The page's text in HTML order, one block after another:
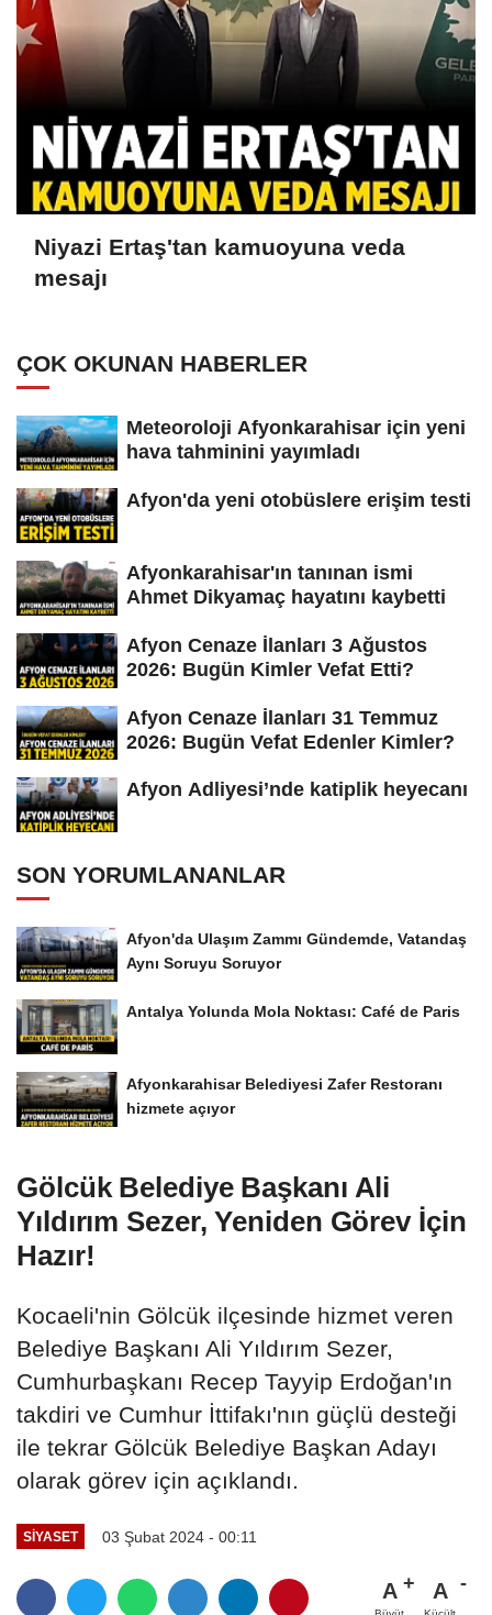
Niyazi Ertaş'tan kamuoyuna veda
mesajı
ÇOK OKUNAN HABERLER
Meteoroloji Afyonkarahisar için yeni
hava tahminini yayımladı
Afyon'da yeni otobüslere erişim testi
Afyonkarahisar'ın tanınan ismi
Ahmet Dikyamaç hayatını kaybetti
Afyon Cenaze İlanları 3 Ağustos
2026: Bugün Kimler Vefat Etti?
Afyon Cenaze İlanları 31 Temmuz
2026: Bugün Vefat Edenler Kimler?
Afyon Adliyesi’nde katiplik heyecanı
SON YORUMLANANLAR
Afyon'da Ulaşım Zammı Gündemde, Vatandaş
Aynı Soruyu Soruyor
Antalya Yolunda Mola Noktası: Café de Paris
Afyonkarahisar Belediyesi Zafer Restoranı
hizmete açıyor
Gölcük Belediye Başkanı Ali
Yıldırım Sezer, Yeniden Görev İçin
Hazır!
Kocaeli'nin Gölcük ilçesinde hizmet veren
Belediye Başkanı Ali Yıldırım Sezer,
Cumhurbaşkanı Recep Tayyip Erdoğan'ın
takdiri ve Cumhur İttifakı'nın güçlü desteği
ile tekrar Gölcük Belediye Başkan Adayı
olarak görev için açıklandı.
SIYASET 03 Şubat 2024 - 00:11
A A